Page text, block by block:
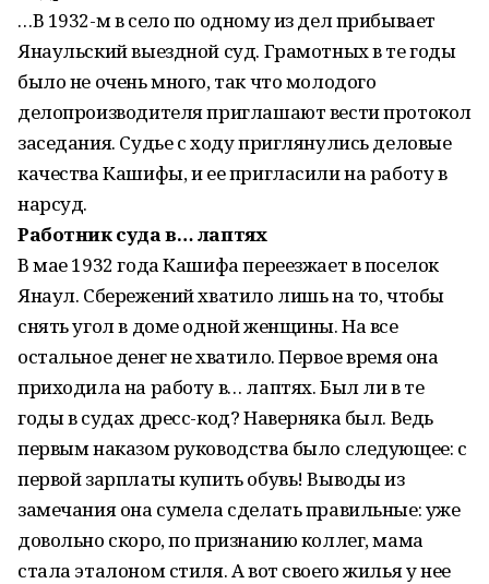
…В 1932-м в село по одному из дел прибывает
Янаульский выездной суд. Грамотных в те годы
было не очень много, так что молодого
делопроизводителя приглашают вести протокол
заседания. Судье с ходу приглянулись деловые
качества Кашифы, и ее пригласили на работу в
нарсуд.
Работник суда в… лаптях
В мае 1932 года Кашифа переезжает в поселок
Янаул. Сбережений хватило лишь на то, чтобы
снять угол в доме одной женщины. На все
остальное денег не хватило. Первое время она
приходила на работу в… лаптях. Был ли в те
годы в судах дресс-код? Наверняка был. Ведь
первым наказом руководства было следующее: с
первой зарплаты купить обувь! Выводы из
замечания она сумела сделать правильные: уже
довольно скоро, по признанию коллег, мама
стала эталоном стиля. А вот своего жилья у нее